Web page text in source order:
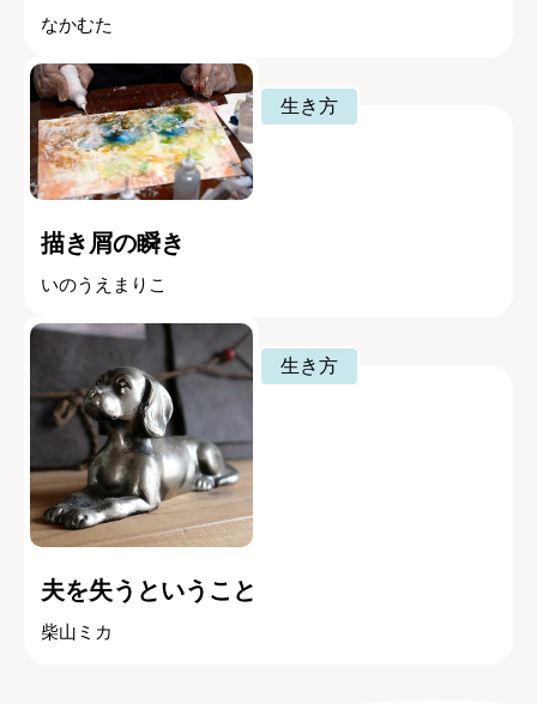
なかむた
生き方
描き屑の瞬き
いのうえまりこ
生き方
夫を失うということ
柴山ミカ